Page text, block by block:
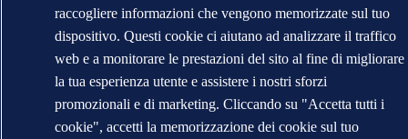
raccogliere informazioni che vengono memorizzate sul tuo
dispositivo. Questi cookie ci aiutano ad analizzare il traffico
web e a monitorare le prestazioni del sito al fine di migliorare
la tua esperienza utente e assistere i nostri sforzi
promozionali e di marketing. Cliccando su "Accetta tutti i
cookie", accetti la memorizzazione dei cookie sul tuo